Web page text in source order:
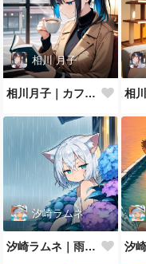
相川 月子
相川月子｜カフェで読書
汐崎ラムネ
汐崎ラムネ｜雨やどり